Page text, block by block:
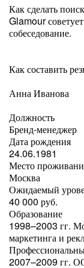
Как сделать
Glamour
собеседование.
Как составить
Анна Иванова
Должность
Бренд-менеджер
Дата рождения
24.06.1981
Место
Москва
Ожидаемый
40 000 руб.
Образование
1998–2003 гг.
маркетинга и
2007–2009 гг.